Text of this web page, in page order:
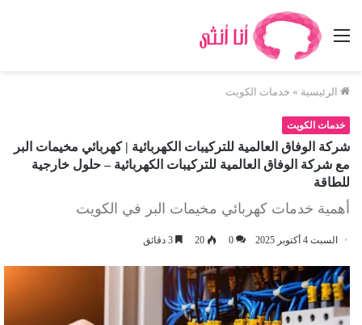
القائمة
الرئيسية » خدمات الكويت
خدمات الكويت
شركة الوفاق العالمية للتركيبات الكهربائية | كهربائي مخيمات البر
مع شركة الوفاق العالمية للتركيبات الكهربائية – حلول خارجية
للطاقة
أهمية خدمات كهربائي مخيمات البر في الكويت
السبت 4 أكتوبر 2025 0
20